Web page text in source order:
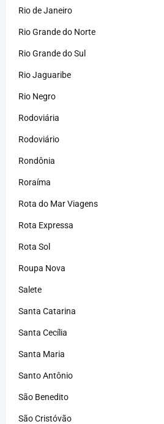
Rio de Janeiro
Rio Grande do Norte
Rio Grande do Sul
Rio Jaguaribe
Rio Negro
Rodoviária
Rodoviário
Rondônia
Roraíma
Rota do Mar Viagens
Rota Expressa
Rota Sol
Roupa Nova
Salete
Santa Catarina
Santa Cecília
Santa Maria
Santo Antônio
São Benedito
São Cristóvão